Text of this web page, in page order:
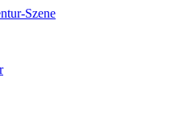
Szene